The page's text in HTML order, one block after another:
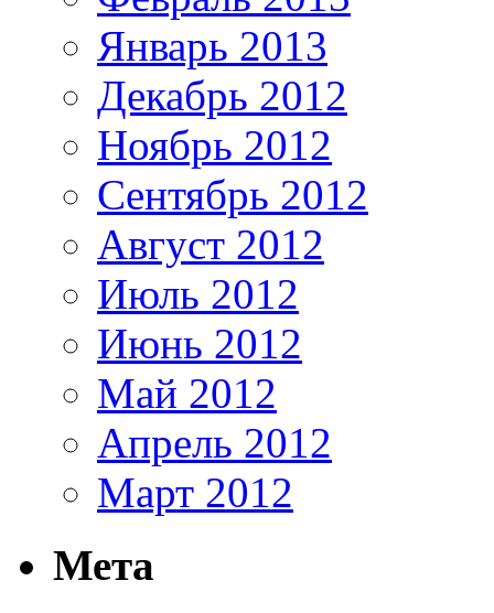
Январь 2013
Декабрь 2012
Ноябрь 2012
Сентябрь 2012
Август 2012
Июль 2012
Июнь 2012
Май 2012
Апрель 2012
Март 2012
Мета